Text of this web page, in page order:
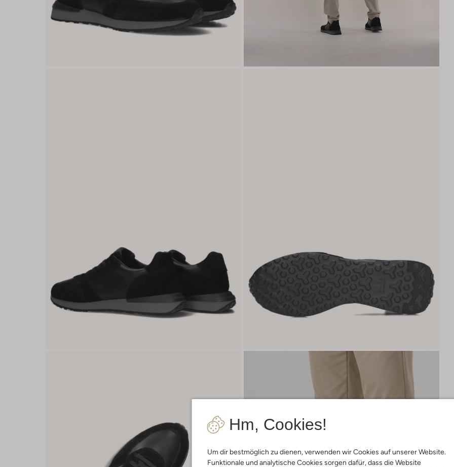
Hm, Cookies!
Um dir bestmöglich zu dienen, verwenden wir Cookies auf unserer Website.
Funktionale und analytische Cookies sorgen dafür, dass die Website